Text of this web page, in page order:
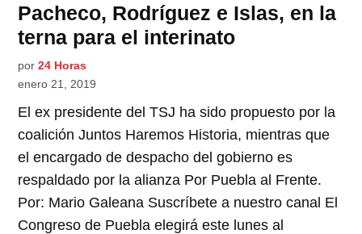
Pacheco, Rodríguez e Islas, en la
terna para el interinato
por 24 Horas
enero 21, 2019
El ex presidente del TSJ ha sido propuesto por la
coalición Juntos Haremos Historia, mientras que
el encargado de despacho del gobierno es
respaldado por la alianza Por Puebla al Frente.
Por: Mario Galeana Suscríbete a nuestro canal El
Congreso de Puebla elegirá este lunes al